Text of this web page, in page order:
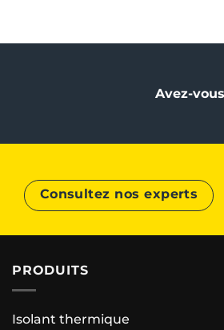
Avez-
Consultez nos experts
PRODUITS
Isolant thermique